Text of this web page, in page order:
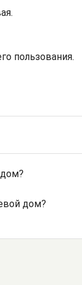
пользования.
дом?